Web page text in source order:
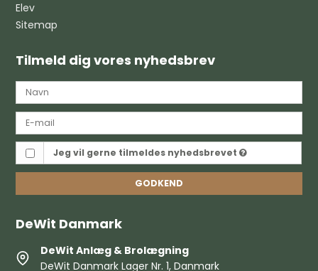
Elev
Sitemap
Tilmeld dig vores nyhedsbrev
Jeg vil gerne tilmeldes nyhedsbrevet
GODKEND
DeWit Danmark
DeWit Anlæg & Brolægning
DeWit Danmark Lager Nr. 1, Danmark